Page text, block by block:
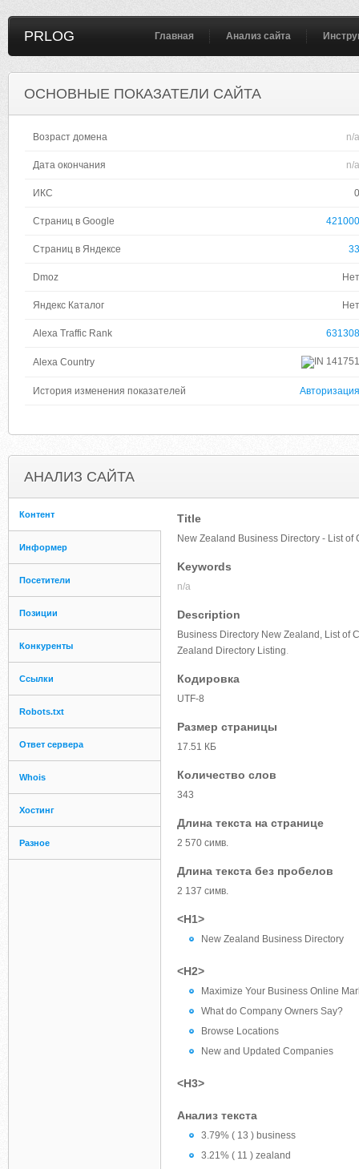
PRLOG Главная Анализ сайта
ОСНОВНЫЕ ПОКАЗАТЕЛИ САЙТА
Возраст домена n/a
Дата окончания n/a
ИКС 0
Страниц в Google 421000
Страниц в Яндексе 33
Dmoz Нет
Яндекс Каталог Нет
Alexa Traffic Rank 631308
Alexa Country 141751
История изменения показателей Авторизация
АНАЛИЗ САЙТА
Контент
Информер
Посетители
Позиции
Конкуренты
Ссылки
Robots.txt
Ответ сервера
Whois
Хостинг
Разное
Title
New Zealand Business Directory - List
Keywords
n/a
Description
Business Directory New Zealand, List of
Zealand Directory Listing.
Кодировка
UTF-8
Размер страницы
17.51 КБ
Количество слов
343
Длина текста на странице
2 570 симв.
Длина текста без пробелов
2 137 симв.
<H1>
New Zealand Business Directory
<H2>
Maximize Your Business Online
What do Company Owners Say?
Browse Locations
New and Updated Companies
<H3>
Анализ текста
3.79% ( 13 ) business
3.21% ( 11 ) zealand